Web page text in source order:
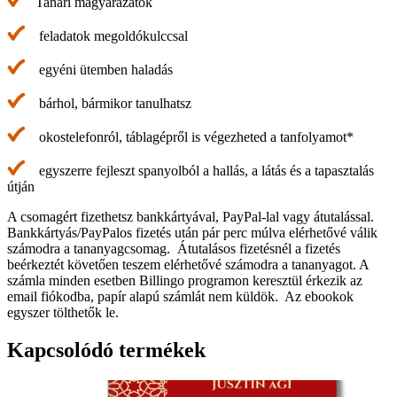
feladatok megoldókulccsal
egyéni ütemben haladás
bárhol, bármikor tanulhatsz
okostelefonról, táblagépről is végezheted a tanfolyamot*
egyszerre fejleszt spanyolból a hallás, a látás és a tapasztalás
útján
A csomagért fizethetsz bankkártyával, PayPal-lal vagy átutalással.
Bankkártyás/PayPalos fizetés után pár perc múlva elérhetővé válik
számodra a tananyagcsomag. Átutalásos fizetésnél a fizetés
beérkeztét követően teszem elérhetővé számodra a tananyagot. A
számla minden esetben Billingo programon keresztül érkezik az
email fiókodba, papír alapú számlát nem küldök. Az ebookok
egyszer tölthetők le.
Kapcsolódó termékek